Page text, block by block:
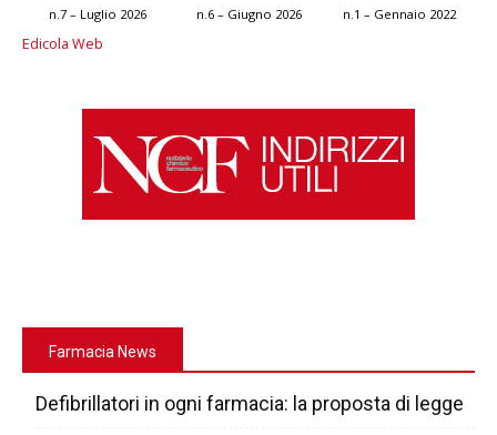
n.7 – Luglio 2026 n.6 – Giugno 2026 n.1 – Gennaio 2022
Edicola Web
Farmacia News
Defibrillatori in ogni farmacia: la proposta di legge